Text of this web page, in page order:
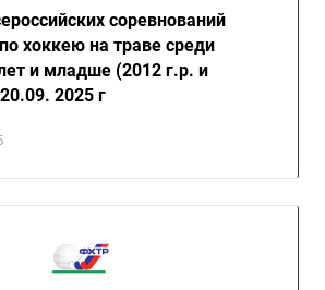
соревнований
хоккею на траве среди
и младше (2012 г.р. и
2025 г